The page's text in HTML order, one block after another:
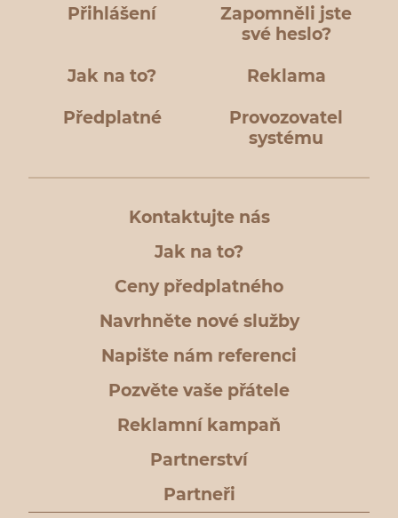
Přihlášení
Zapomněli jste
své heslo?
Jak na to? Reklama
Předplatné
Provozovatel
systému
Kontaktujte nás
Jak na to?
Ceny předplatného
Navrhněte nové služby
Napište nám referenci
Pozvěte vaše přátele
Reklamní kampaň
Partnerství
Partneři